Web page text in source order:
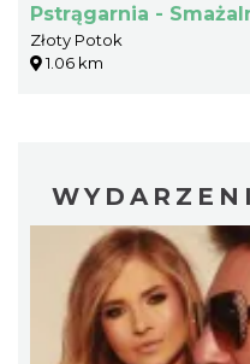
Pstrągarnia -
Złoty Potok
1.06 km